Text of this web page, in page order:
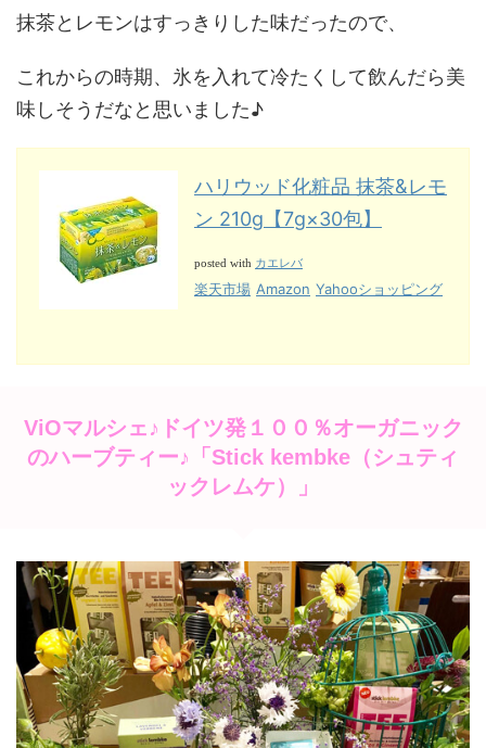
抹茶とレモンはすっきりした味だったので、
これからの時期、氷を入れて冷たくして飲んだら美
味しそうだなと思いました♪
ハリウッド化粧品 抹茶&レモ
ン 210g【7g×30包】
posted with カエレバ
楽天市場 Amazon Yahooショッピング
ViOマルシェ♪ドイツ発１００％オーガニック
のハーブティー♪「Stick kembke（シュティ
ックレムケ）」